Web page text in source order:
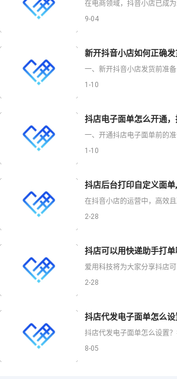
9-04
新开抖音小店如何正确
1-10
抖店电子面单怎么开通
1-10
抖店后台打印自定义面
2-28
抖店可以用快递助手打
2-28
抖店代发电子面单怎么
8-05